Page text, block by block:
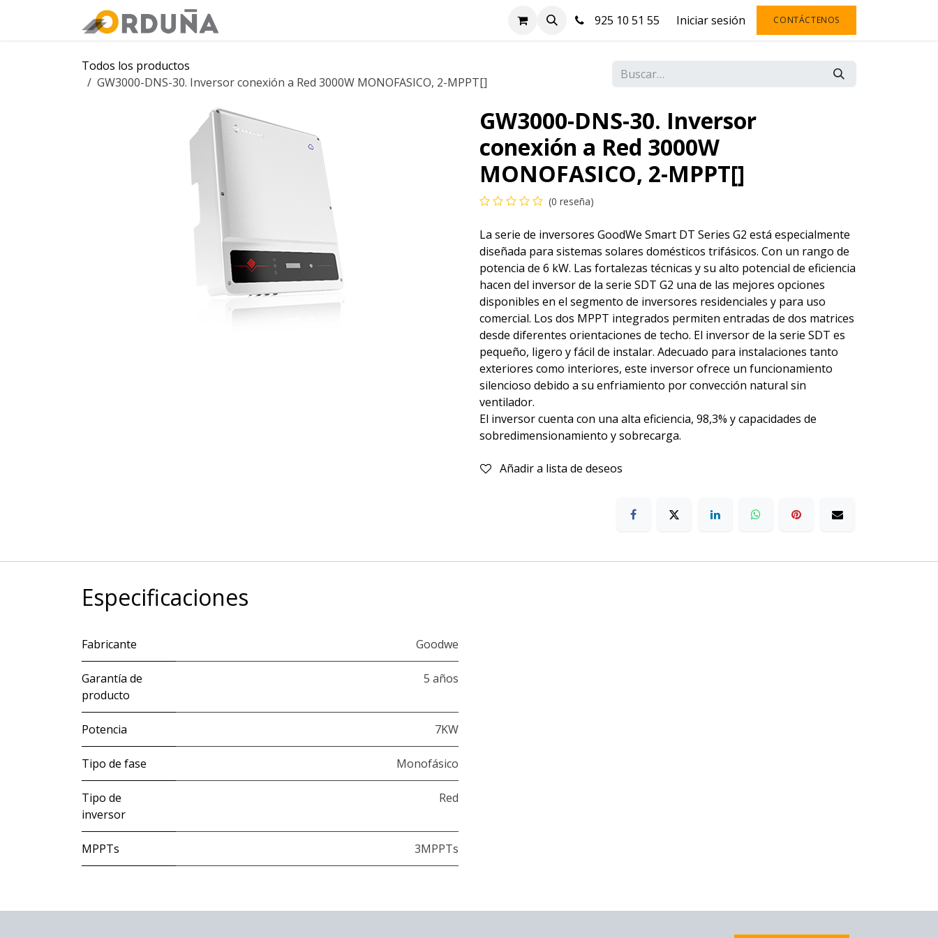
Blog Contacto925 10 51 55 Iniciar sesión CONTÁCTENOS
Todos los productos
GW3000-DNS-30. Inversor conexión a Red 3000W MONOFASICO, 2-MPPT[]
GW3000-DNS-30. Inversor
conexión a Red 3000W
MONOFASICO, 2-MPPT[]
(0 reseña)
La serie de inversores GoodWe Smart DT Series G2 está especialmente
diseñada para sistemas solares domésticos trifásicos. Con un rango de
potencia de 6 kW. Las fortalezas técnicas y su alto potencial de eficiencia
hacen del inversor de la serie SDT G2 una de las mejores opciones
disponibles en el segmento de inversores residenciales y para uso
comercial. Los dos MPPT integrados permiten entradas de dos matrices
desde diferentes orientaciones de techo. El inversor de la serie SDT es
pequeño, ligero y fácil de instalar. Adecuado para instalaciones tanto
exteriores como interiores, este inversor ofrece un funcionamiento
silencioso debido a su enfriamiento por convección natural sin
ventilador.
El inversor cuenta con una alta eficiencia, 98,3% y capacidades de
sobredimensionamiento y sobrecarga.
Añadir a lista de deseos
Especificaciones
Fabricante Goodwe
Garantía de
producto
5 años
Potencia 7KW
Tipo de fase Monofásico
Tipo de
inversor
Red
MPPTs 3MPPTs